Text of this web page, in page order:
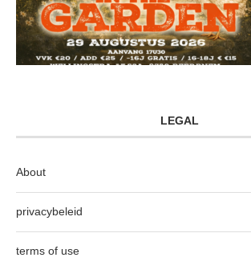
LEGAL
About
privacybeleid
terms of use